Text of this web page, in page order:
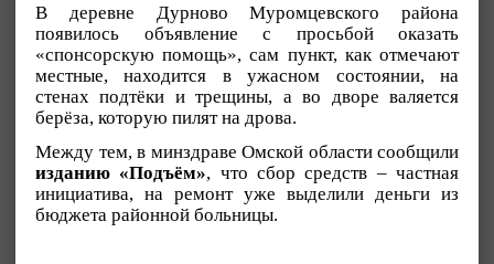
В деревне Дурново Муромцевского района
появилось объявление с просьбой оказать
«спонсорскую помощь», сам пункт, как отмечают
местные, находится в ужасном состоянии, на
стенах подтёки и трещины, а во дворе валяется
берёза, которую пилят на дрова.
Между тем, в минздраве Омской области сообщили
изданию «Подъём», что сбор средств – частная
инициатива, на ремонт уже выделили деньги из
бюджета районной больницы.